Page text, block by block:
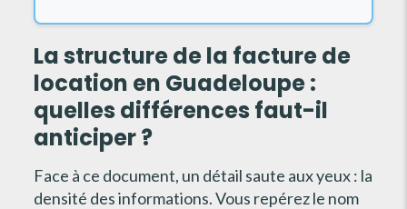
La structure de la facture de
location en Guadeloupe :
quelles différences faut-il
anticiper ?
Face à ce document, un détail saute aux yeux : la
densité des informations. Vous repérez le nom